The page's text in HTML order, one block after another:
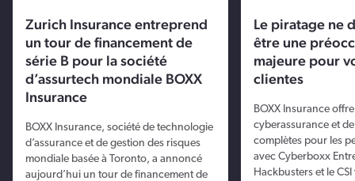
Zurich Insurance entreprend
un tour de financement de
série B pour la société
d’assurtech mondiale BOXX
Insurance
BOXX Insurance, société de technologie
d’assurance et de gestion des risques
mondiale basée à Toronto, a annoncé
aujourd’hui un tour de financement de
Le piratage ne
être une
majeure pour
clientes
BOXX Insurance
cyberassurance et
complètes pour les
avec Cyberboxx
Hackbusters et le